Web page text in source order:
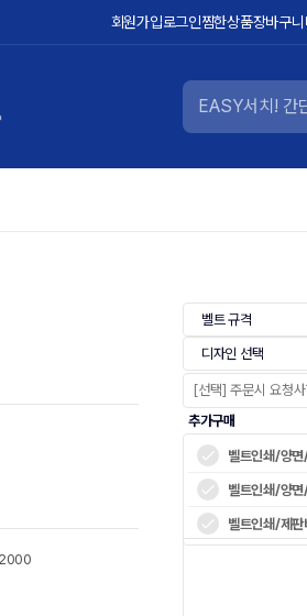
회원가입로그인찜한상품장바구니
벨트 규격
디자인 선택
추가구매
벨트인쇄/양
벨트인쇄/양
벨트인쇄/제판